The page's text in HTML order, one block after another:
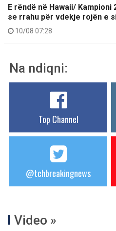
E rëndë në Hawaii/
se rrahu për vdekje rojën e
10/08 07:28
Na ndiqni:
Top Channel
@tchbreakingnews
Video »